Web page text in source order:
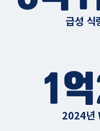
급성 식
1
2024년